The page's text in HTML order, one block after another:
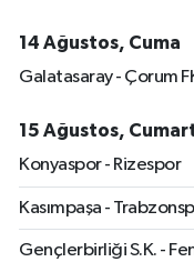
14 Ağustos, Cuma
Galatasaray - Çorum
15 Ağustos,
Konyaspor - Rizespor
Kasımpaşa -
Gençlerbirliği S.K. -